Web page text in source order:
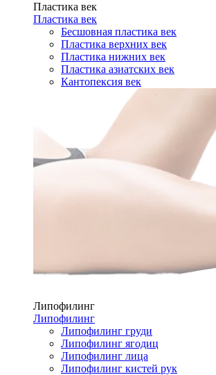
Пластика век
Пластика век
Бесшовная пластика век
Пластика верхних век
Пластика нижних век
Пластика азиатских век
Кантопексия век
Липофилинг
Липофилинг
Липофилинг груди
Липофилинг ягодиц
Липофилинг лица
Липофилинг кистей рук